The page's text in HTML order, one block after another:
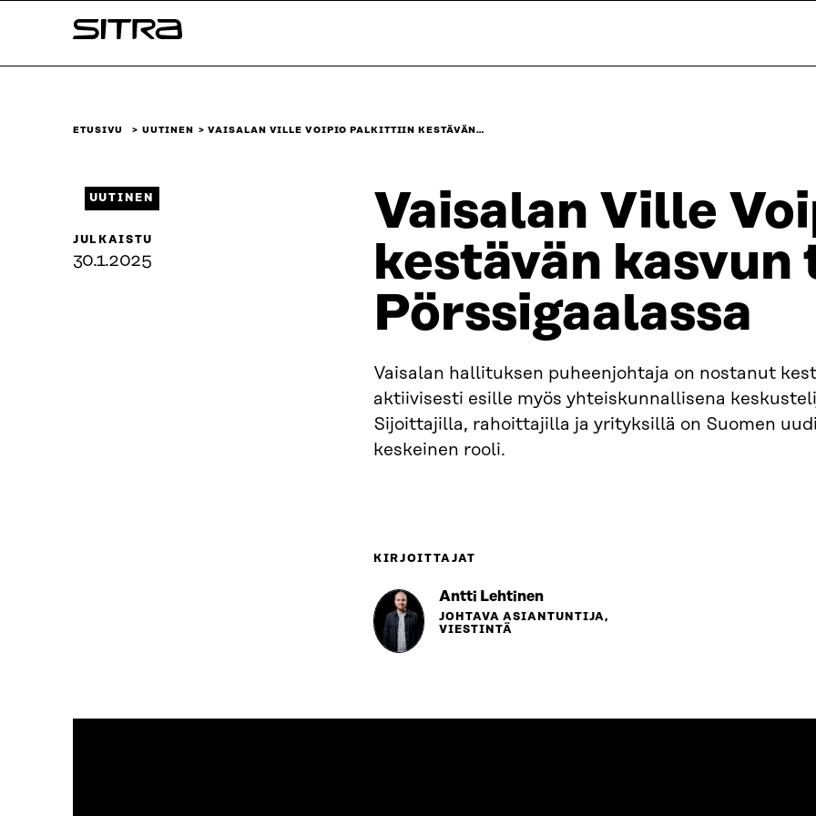
sisältöön
Sitra
ETUSIVU UUTINEN VAISALAN VILLE VOIPIO PALKITTIIN KESTÄVÄN…
Vaisalan Ville
kestävän kasvun
Pörssigaalassa
Vaisalan hallituksen puheenjohtaja on nostanut
aktiivisesti esille myös yhteiskunnallisena
Sijoittajilla, rahoittajilla ja yrityksillä on Suomen
keskeinen rooli.
UUTINEN
JULKAISTU
30.1.2025
KIRJOITTAJAT
Antti Lehtinen
JOHTAVA ASIANTUNTIJA,
VIESTINTÄ